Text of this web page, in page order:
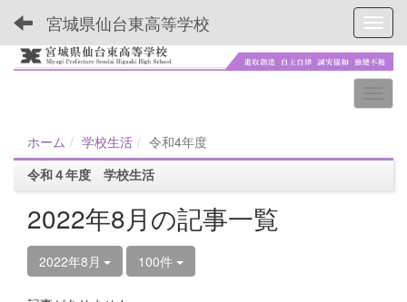
宮城県仙台東高等学校
ホーム 学校生活
令和4年度
令和４年度 学校生活
2022年8月の記事一覧
2022年8月 100件